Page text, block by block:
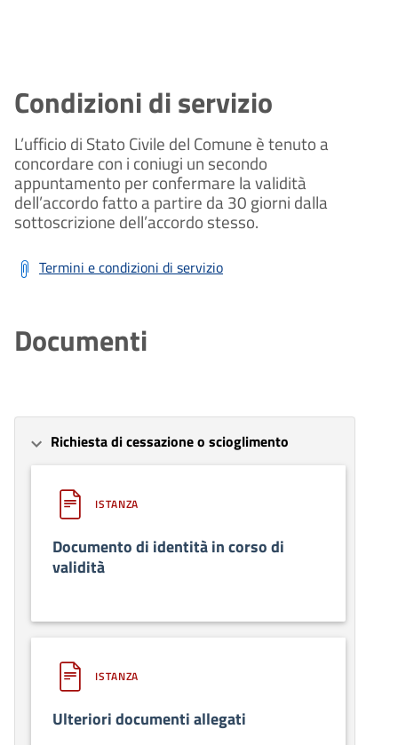
Condizioni di servizio
L’ufficio di Stato Civile del Comune è tenuto a
concordare con i coniugi un secondo
appuntamento per confermare la validità
dell’accordo fatto a partire da 30 giorni dalla
sottoscrizione dell’accordo stesso.
Termini e condizioni di servizio
Documenti
Richiesta di cessazione o scioglimento
ISTANZA
Documento di identità in corso di
validità
ISTANZA
Ulteriori documenti allegati